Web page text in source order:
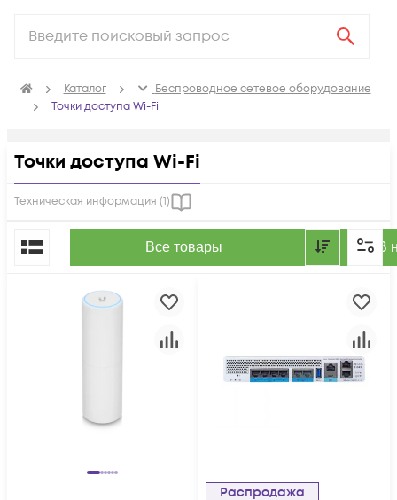
Каталог
Беспроводное сетевое оборудование
Точки доступа Wi-Fi
Точки доступа Wi-Fi
Техническая информация (1)
Все товары В
По популярности
Распродажа